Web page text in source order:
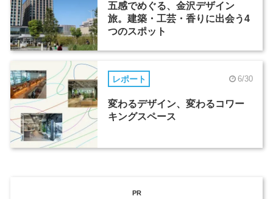
五感でめぐる、金沢デザイン
旅。建築・工芸・香りに出会う4
つのスポット
レポート 6/30
変わるデザイン、変わるコワー
キングスペース
PR